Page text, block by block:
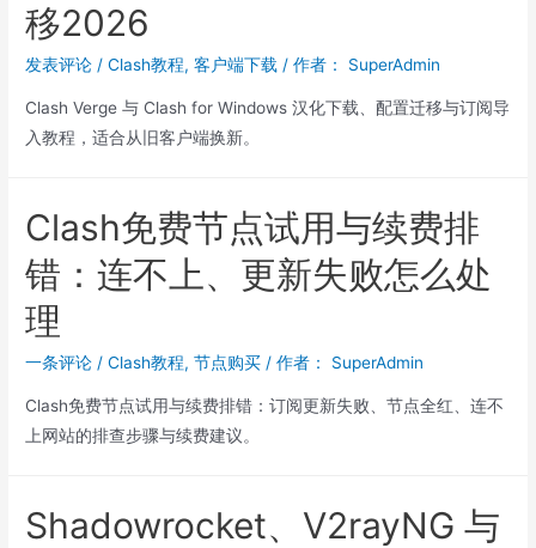
移2026
发表评论 /Clash教程,客户端下载 / 作者： SuperAdmin
Clash Verge 与 Clash for Windows 汉化下载、配置迁移与订阅导
入教程，适合从旧客户端换新。
Clash免费节点试用与续费排
错：连不上、更新失败怎么处
理
一条评论 /Clash教程,节点购买 / 作者： SuperAdmin
Clash免费节点试用与续费排错：订阅更新失败、节点全红、连不
上网站的排查步骤与续费建议。
Shadowrocket、V2rayNG 与